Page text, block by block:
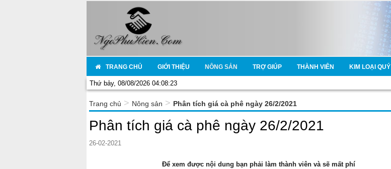
TRANG CHỦ GIỚI THIỆU NÔNG SẢN TRỢ GIÚP THÀNH VIÊN KIM LOẠI QUÝ
Thứ bảy, 08/08/2026 04:08:23
Trang chủ > Nông sản > Phân tích giá cà phê ngày 26/2/2021
Phân tích giá cà phê ngày 26/2/2021
26-02-2021
Để xem được nội dung bạn phải làm thành viên và sẽ mất phí